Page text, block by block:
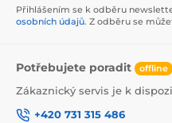
Přihlášením se k odběru
osobních údajů. Z odběru se
Potřebujete poradit offline
Zákaznický servis je k
+420 731 315 486